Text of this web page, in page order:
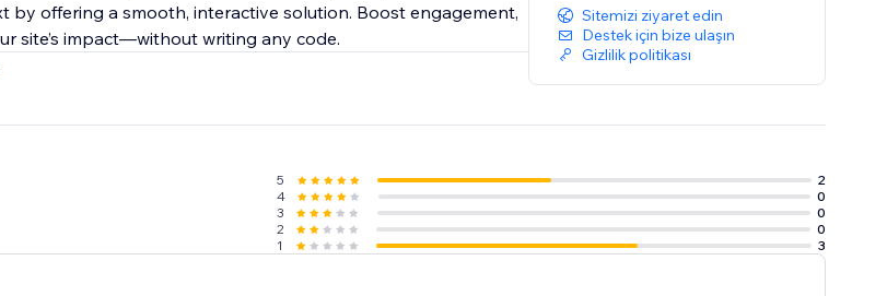
by offering a smooth, interactive solution. Boost engagement,
site’s impact—without writing any code.
Sitemizi ziyaret edin
Destek için bize ulaşın
Gizlilik politikası
5
2
4
0
3
0
2
0
1
3